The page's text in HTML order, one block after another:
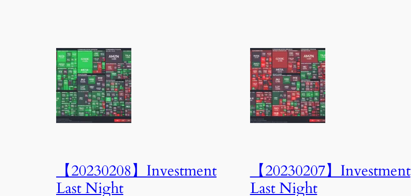
【20230208】Investment
Last Night
【20230207】Investment
Last Night